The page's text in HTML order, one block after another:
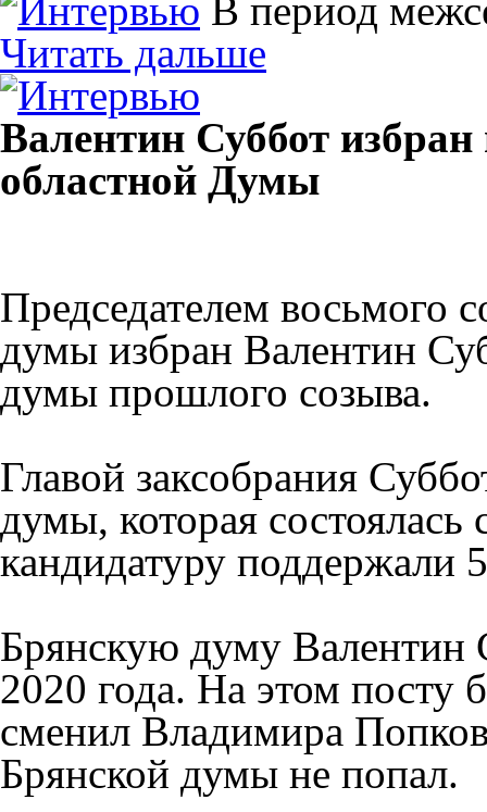
В период
Читать дальше
Валентин Суббот
областной Думы
Председателем восьмого
думы избран Валентин
думы прошлого созыва.
Главой заксобрания
думы, которая состоялась
кандидатуру поддержали
Брянскую думу Валентин
2020 года. На этом
сменил Владимира
Брянской думы не попал.